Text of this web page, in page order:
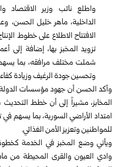
واطلع نائب وزير الاقتصاد
الداخلية، ماهر خليل ‏الحسن،
الافتتاح الاطلاع على خطوط
‏تزويد المخبز بها، إضافة إلى
شملت مختلف مرافقه، بما ‏يسهم
وتحسين جودة الرغيف وزيادة
وأكد الحسن أن جهود مؤسسات
المخابز، مشيراً ‏إلى أن خطط
امتداد الأراضي السورية، بما يسهم
للمواطنين وتعزيز الأمن الغذائي.
ويأتي وضع المخبز في الخدمة
وادي العيون والقرى ‏المحيطة من